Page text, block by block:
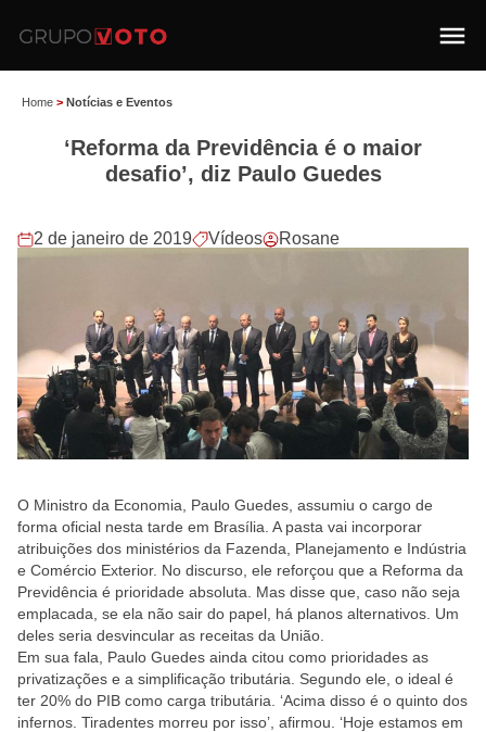
Home > Notícias e Eventos
‘Reforma da Previdência é o maior
desafio’, diz Paulo Guedes
2 de janeiro de 2019 Vídeos Rosane
O Ministro da Economia, Paulo Guedes, assumiu o cargo de
forma oficial nesta tarde em Brasília. A pasta vai incorporar
atribuições dos ministérios da Fazenda, Planejamento e Indústria
e Comércio Exterior. No discurso, ele reforçou que a Reforma da
Previdência é prioridade absoluta. Mas disse que, caso não seja
emplacada, se ela não sair do papel, há planos alternativos. Um
deles seria desvincular as receitas da União.
Em sua fala, Paulo Guedes ainda citou como prioridades as
privatizações e a simplificação tributária. Segundo ele, o ideal é
ter 20% do PIB como carga tributária. ‘Acima disso é o quinto dos
infernos. Tiradentes morreu por isso’, afirmou. ‘Hoje estamos em